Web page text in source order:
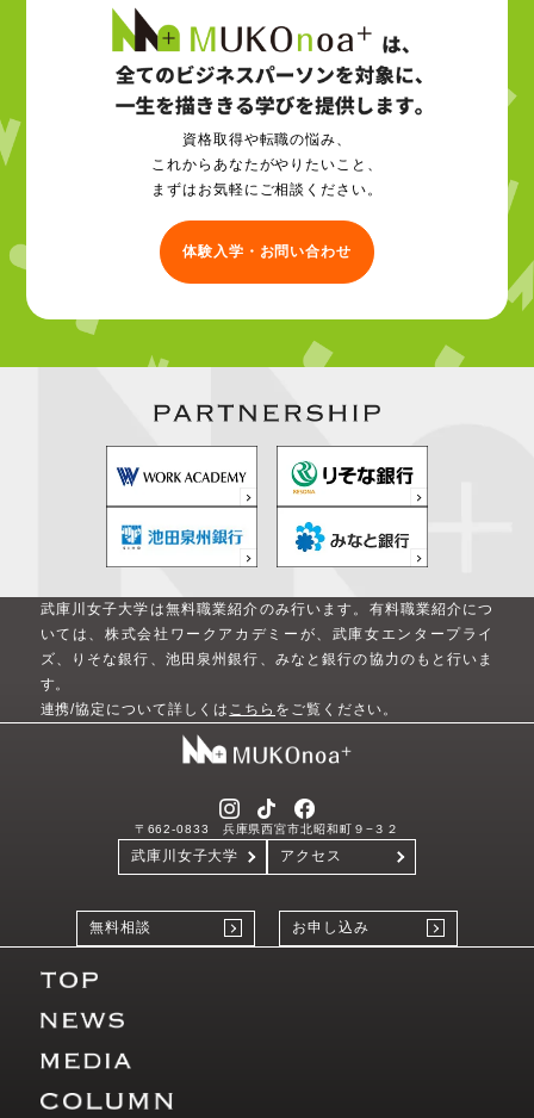
資格取得や転職の悩み、
これからあなたがやりたいこと、
まずはお気軽にご相談ください。
体験入学・お問い合わせ
武庫川女子大学は無料職業紹介のみ行います。 有料職業紹介につ
いては、株式会社ワークアカデミーが、武庫女エンタープライ
ズ、りそな銀行、池田泉州銀行、みなと銀行の協力のもと行いま
す。
連携/協定について詳しくは こちら をご覧ください。
武庫川女子大学 アクセス
〒662-0833 兵庫県西宮市北昭和町９−３２
無料相談 お申し込み